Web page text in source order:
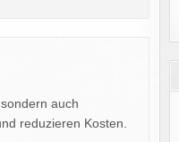
auch
reduzieren Kosten.